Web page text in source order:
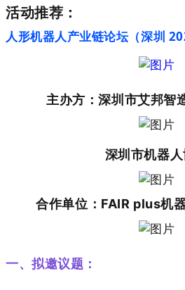
活动推荐：
人形机器人产业链论坛（深圳
主办方：深圳市艾邦智
深圳市机器
合作单位： FAIR plus机
一、拟邀议题：